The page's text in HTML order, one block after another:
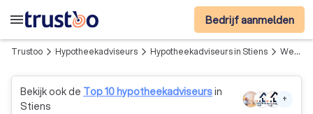
menu Bedrijf aanmelden
Trustoo arrow_forward_ios Hypotheekadviseurs arrow_forward_ios Hypotheekadviseurs in Stiens arrow_forward_ios Weisch Advies | Koop Weisch
Bekijk ook de Top 10 hypotheekadviseursin
Stiens
+